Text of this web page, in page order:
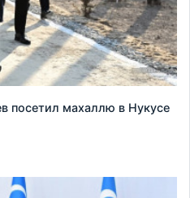
посетил махаллю в Нукусе